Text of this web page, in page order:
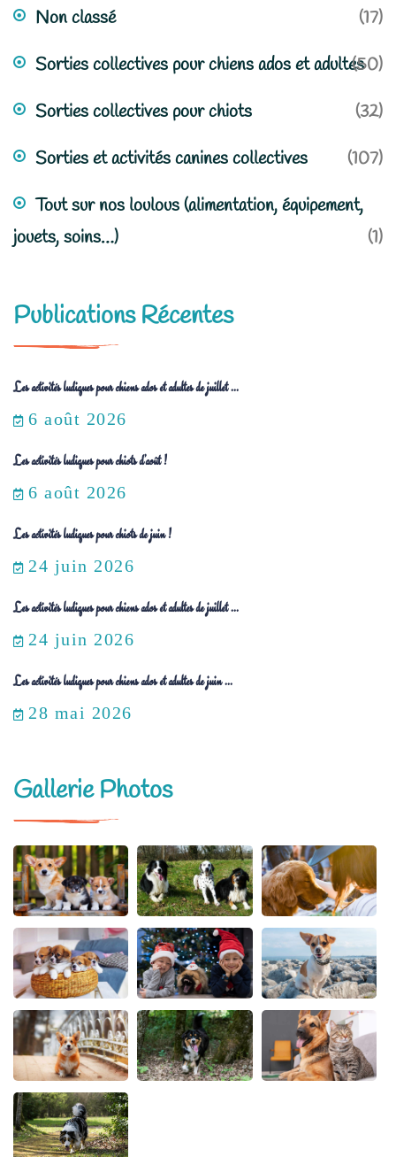
Non classé
(17)
Sorties collectives pour chiens ados et adultes(50)
Sorties collectives pour chiots
(32)
Sorties et activités canines collectives
(107)
Tout sur nos loulous (alimentation, équipement,
jouets, soins…)
(1)
Publications Récentes
Les activités ludiques pour chiens ados et adultes de juillet ...
6 août 2026
Les activités ludiques pour chiots d’août !
6 août 2026
Les activités ludiques pour chiots de juin !
24 juin 2026
Les activités ludiques pour chiens ados et adultes de juillet ...
24 juin 2026
Les activités ludiques pour chiens ados et adultes de juin ...
28 mai 2026
Gallerie Photos